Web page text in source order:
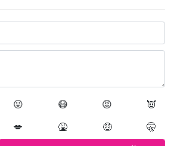
😛 😷 😡 👿
💋 🤮 🤑 🤫